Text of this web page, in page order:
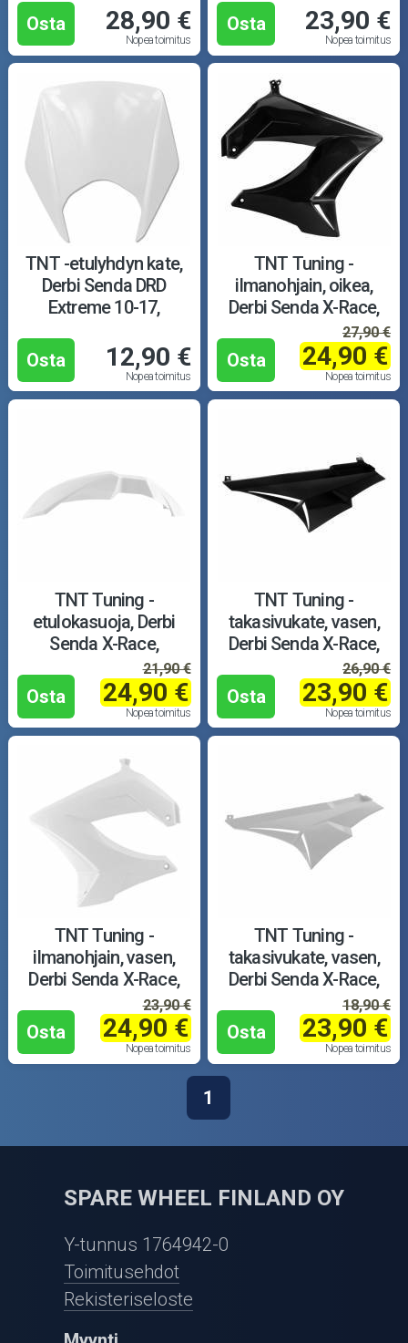
Osta 28,90 €
Nopea toimitus
Osta
23,90 €
Nopea toimitus
TNT -etulyhdyn kate,
Derbi Senda DRD
Extreme 10-17,
Osta
12,90 €
Nopea toimitus
TNT Tuning -
ilmanohjain, oikea,
Derbi Senda X-Race,
Osta
27,90 €
24,90 €
Nopea toimitus
TNT Tuning -
etulokasuoja, Derbi
Senda X-Race,
Osta
21,90 €
24,90 €
Nopea toimitus
TNT Tuning -
takasivukate, vasen,
Derbi Senda X-Race,
Osta
26,90 €
23,90 €
Nopea toimitus
TNT Tuning -
ilmanohjain, vasen,
Derbi Senda X-Race,
Osta
23,90 €
24,90 €
Nopea toimitus
TNT Tuning -
takasivukate, vasen,
Derbi Senda X-Race,
Osta
18,90 €
23,90 €
Nopea toimitus
1
SPARE WHEEL FINLAND OY
Y-tunnus 1764942-0
Toimitusehdot
Rekisteriseloste